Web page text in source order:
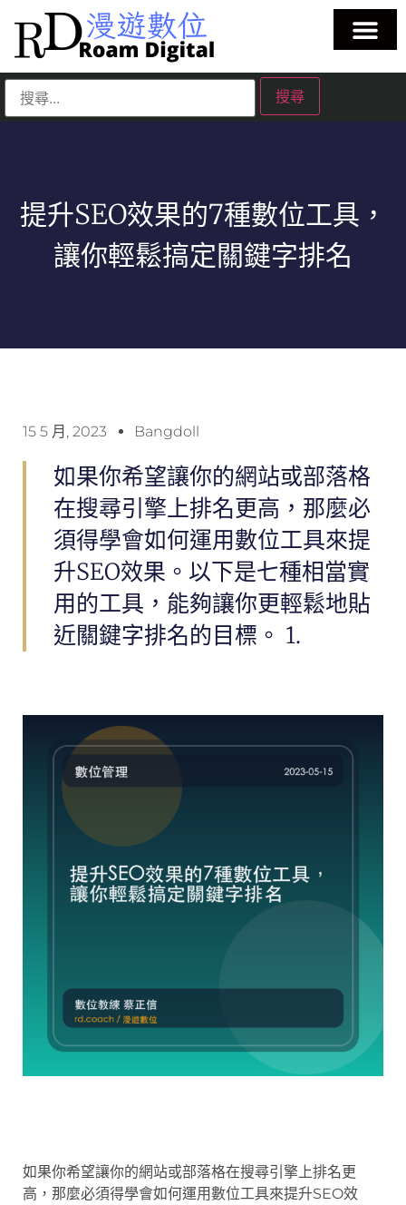
提升SEO效果的7種數位工具，
讓你輕鬆搞定關鍵字排名
15 5 月, 2023 Bangdoll
如果你希望讓你的網站或部落格
在搜尋引擎上排名更高，那麼必
須得學會如何運用數位工具來提
升SEO效果。以下是七種相當實
用的工具，能夠讓你更輕鬆地貼
近關鍵字排名的目標。 1.
如果你希望讓你的網站或部落格在搜尋引擎上排名更
高，那麼必須得學會如何運用數位工具來提升SEO效